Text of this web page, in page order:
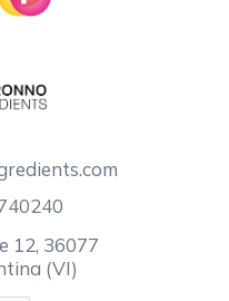
12, 36077
(VI)